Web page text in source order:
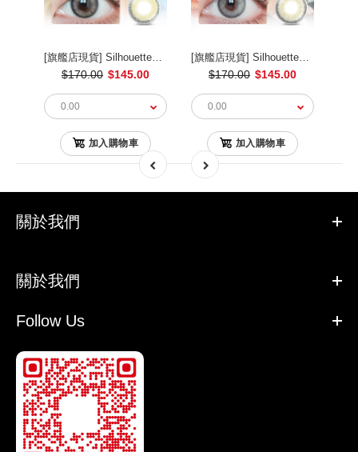
$170.00 $145.00
加入購物車
$170.00 $145.00
加入購物車
關於我們
關於我們
Follow Us